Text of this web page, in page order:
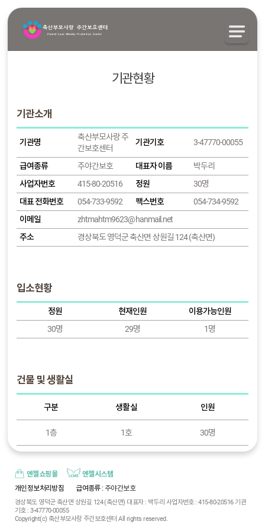
기관현황
기관소개
기관명
축산부모사랑 주
간보호센터
기관기호 3-47770-00055
급여종류 주야간보호 대표자 이름
박두리
사업자번호
415-80-20516 정원
30명
대표 전화번호
054-733-9592 팩스번호
054-734-9592
이메일
zhtmahtm9623@hanmail.net
주소
경상북도 영덕군 축산면 상원길 124 (축산면)
입소현황
정원
30명
현재인원
29명
이용가능인원
1명
건물 및 생활실
구분 생활실 인원
1층 1호 30명
엔젤쇼핑몰
엔젤시스템
개인정보처리방침
급여종류 : 주야간보호
경상북도 영덕군 축산면 상원길 124 (축산면) 대표자 : 박두리 사업자번호 : 415-80-20516 기관
기호 : 3-47770-00055
Copyright(c) 축산부모사랑 주간보호센터 All rights reserved.